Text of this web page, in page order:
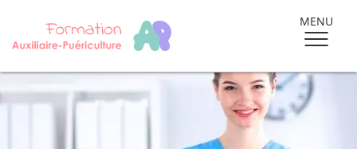
MENU